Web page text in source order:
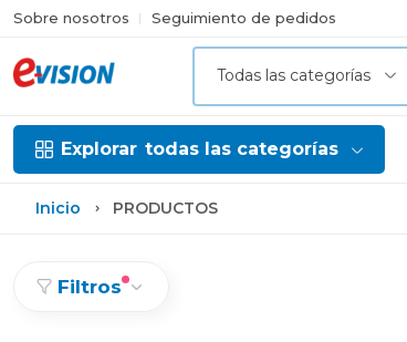
Sobre nosotros Seguimiento de pedidos
Todas las categorías
Explorar todas las categorías
Inicio PRODUCTOS
Filtros